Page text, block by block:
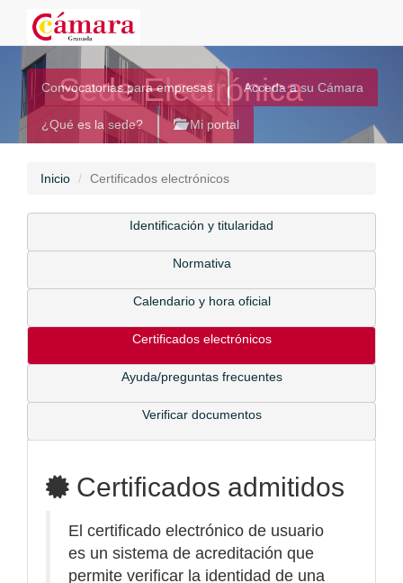
Sede Electrónica
Convocatorias para empresas Acceda a su Cámara
¿Qué es la sede? Mi portal
Inicio Certificados electrónicos
Identificación y titularidad
Normativa
Calendario y hora oficial
Certificados electrónicos
Ayuda/preguntas frecuentes
Verificar documentos
Certificados admitidos
El certificado electrónico de usuario
es un sistema de acreditación que
permite verificar la identidad de una